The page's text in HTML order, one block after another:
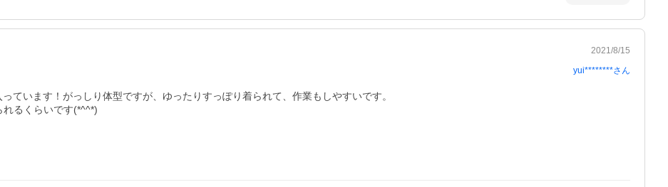
2021/8/15
yui********さん
ています！がっしり体型ですが、ゆったりすっぽり着られて、作業もしやすいです。
るくらいです(*^^*)